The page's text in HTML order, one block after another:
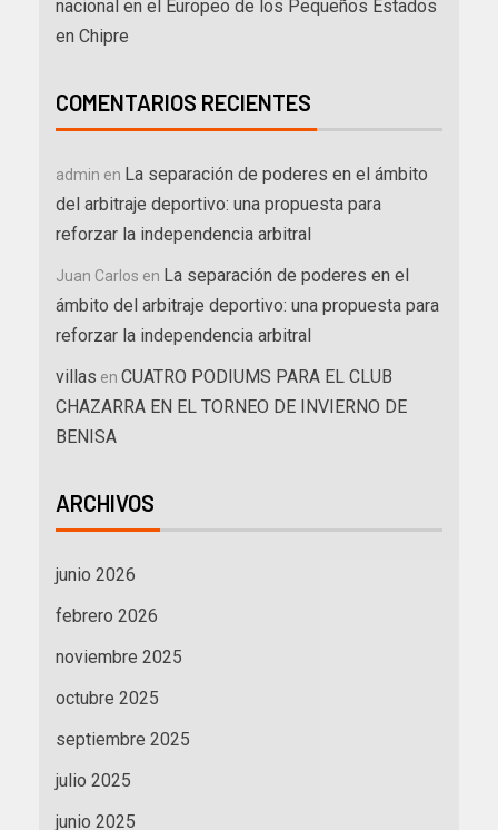
nacional en el Europeo de los Pequeños Estados
en Chipre
COMENTARIOS RECIENTES
admin en La separación de poderes en el ámbito
del arbitraje deportivo: una propuesta para
reforzar la independencia arbitral
Juan Carlos en La separación de poderes en el
ámbito del arbitraje deportivo: una propuesta para
reforzar la independencia arbitral
villas en CUATRO PODIUMS PARA EL CLUB
CHAZARRA EN EL TORNEO DE INVIERNO DE
BENISA
ARCHIVOS
junio 2026
febrero 2026
noviembre 2025
octubre 2025
septiembre 2025
julio 2025
junio 2025